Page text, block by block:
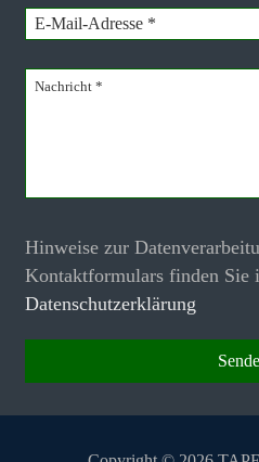
Hinweise zur
Kontaktformulars finden Sie
Datenschutzerklärung